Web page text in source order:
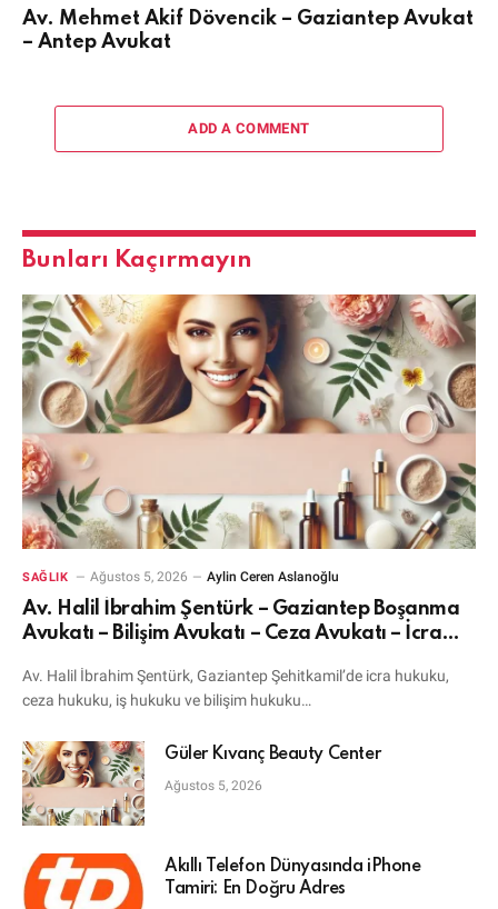
Av. Mehmet Akif Dövencik – Gaziantep Avukat
– Antep Avukat
ADD A COMMENT
Bunları Kaçırmayın
SAĞLIK Ağustos 5, 2026 Aylin Ceren Aslanoğlu
Av. Halil İbrahim Şentürk – Gaziantep Boşanma
Avukatı – Bilişim Avukatı – Ceza Avukatı – İcra
Av. Halil İbrahim Şentürk, Gaziantep Şehitkamil’de icra hukuku,
ceza hukuku, iş hukuku ve bilişim hukuku…
Güler Kıvanç Beauty Center
Ağustos 5, 2026
Akıllı Telefon Dünyasında iPhone
Tamiri: En Doğru Adres